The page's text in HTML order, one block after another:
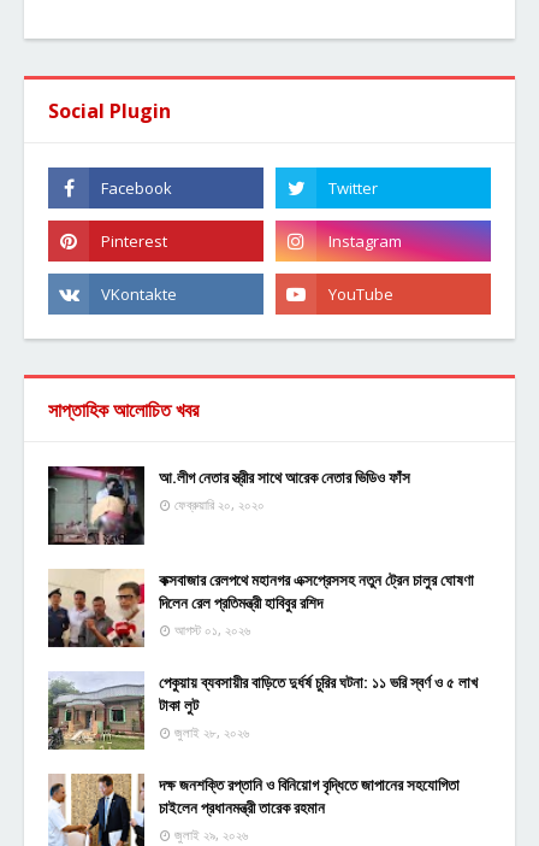
Social Plugin
সাপ্তাহিক আলোচিত খবর
আ.লীগ নেতার স্ত্রীর সাথে আরেক নেতার ভিডিও ফাঁস
ফেব্রুয়ারি ২০, ২০২০
কক্সবাজার রেলপথে মহানগর এক্সপ্রেসসহ নতুন ট্রেন চালুর ঘোষণা
দিলেন রেল প্রতিমন্ত্রী হাবিবুর রশিদ
আগস্ট ০১, ২০২৬
পেকুয়ায় ব্যবসায়ীর বাড়িতে দুর্ধর্ষ চুরির ঘটনা: ১১ ভরি স্বর্ণ ও ৫ লাখ
টাকা লুট
জুলাই ২৮, ২০২৬
দক্ষ জনশক্তি রপ্তানি ও বিনিয়োগ বৃদ্ধিতে জাপানের সহযোগিতা
চাইলেন প্রধানমন্ত্রী তারেক রহমান
জুলাই ২৯, ২০২৬